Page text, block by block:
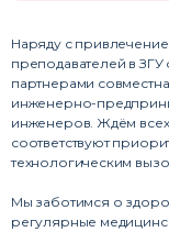
Наряду с
преподавателей в
партнерами
инженерно-
инженеров. Ждём
соответствуют
технологическим
Мы заботимся о
регулярные